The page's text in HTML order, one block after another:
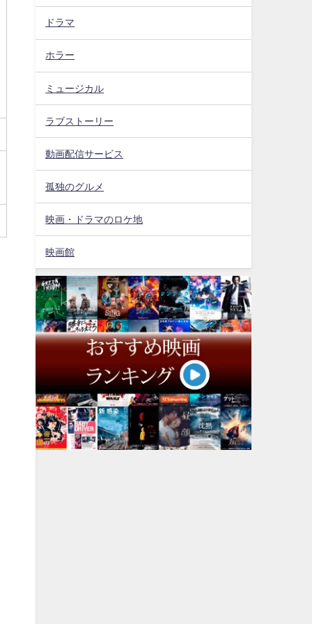
ドラマ
ホラー
ミュージカル
ラブストーリー
動画配信サービス
孤独のグルメ
映画・ドラマのロケ地
映画館